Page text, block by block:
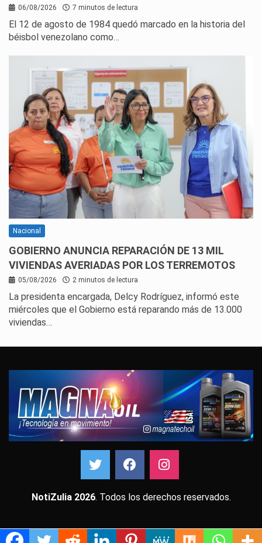
06/08/2026 7 minutos de lectura
El 12 de agosto de 1984 quedó marcado en la historia del
béisbol venezolano como…
Nacional
GOBIERNO ANUNCIA REPARACIÓN DE 13 MIL
VIVIENDAS AVERIADAS POR LOS TERREMOTOS
05/08/2026 2 minutos de lectura
La presidenta encargada, Delcy Rodríguez, informó este
miércoles que el Gobierno está reparando más de 13.000
viviendas…
NotiZulia 2026. Todos los derechos reservados.